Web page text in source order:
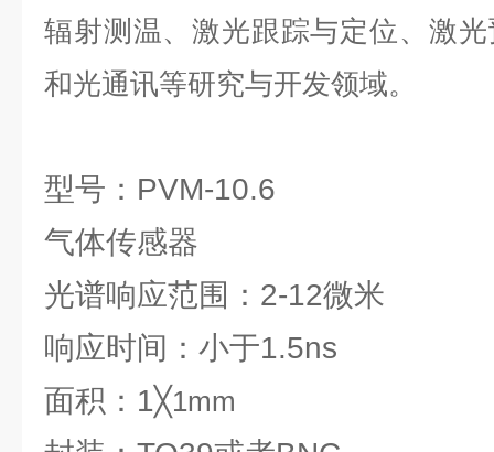
辐射测温、激光跟踪与定位、激
和光通讯等研究与开发领域。
型号：PVM-10.6
气体传感器
光谱响应范围：2-12微米
响应时间：小于1.5ns
面积：1╳1mm